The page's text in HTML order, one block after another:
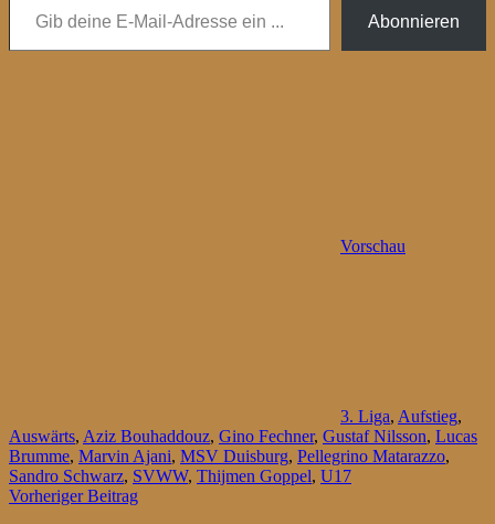
Abonnieren
Vorschau
3. Liga, Aufstieg,
Auswärts, Aziz Bouhaddouz, Gino Fechner, Gustaf Nilsson, Lucas
Brumme, Marvin Ajani, MSV Duisburg, Pellegrino Matarazzo,
Sandro Schwarz, SVWW, Thijmen Goppel, U17
Beitragsnavigation
Vorheriger Beitrag